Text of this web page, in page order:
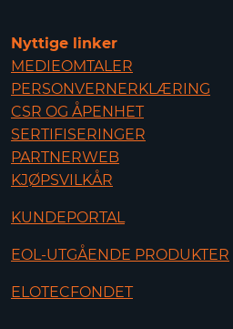
Nyttige linker
MEDIEOMTALER
PERSONVERNERKLÆRING
CSR OG ÅPENHET
SERTIFISERINGER
PARTNERWEB
KJØPSVILKÅR
KUNDEPORTAL
EOL-UTGÅENDE PRODUKTER
ELOTECFONDET